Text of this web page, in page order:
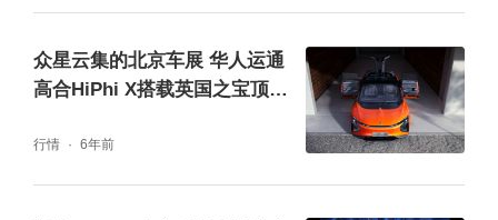
太网连接，实现海量的信息分析和自主决策。
强大的单车数据分析引擎加上云端计算，打造
整车全域智能，让车学会思考，并创造更丰富
的场景。
众星云集的北京车展 华人运通
高合HiPhi X搭载英国之宝顶级
行情 6年前